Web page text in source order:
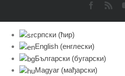
Facebook
Rss
српски (ћир)
English (енглески)
Български (бугарски)
Magyar (мађарски)